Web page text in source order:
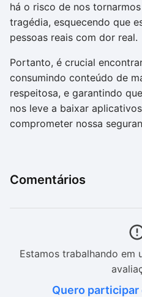
há o risco de nos
tragédia, esquecendo que
pessoas reais com dor real.
Portanto, é crucial
consumindo conteúdo de
respeitosa, e garantindo
nos leve a baixar
comprometer nossa
Comentários
Estamos trabalhando em
Quero